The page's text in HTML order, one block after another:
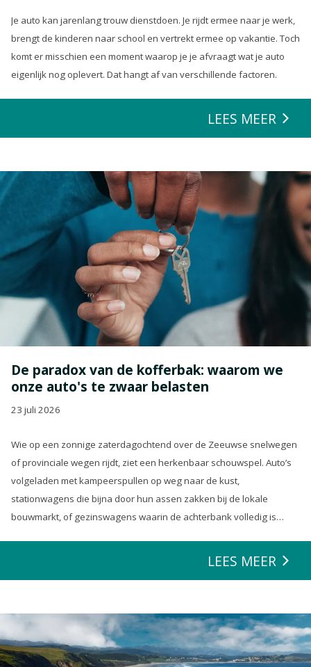
Je auto kan jarenlang trouw dienstdoen. Je rijdt ermee naar je werk,
brengt de kinderen naar school en vertrekt ermee op vakantie. Toch
komt er misschien een moment waarop je je afvraagt wat je auto
eigenlijk nog oplevert. Dat hangt af van verschillende factoren.
LEES MEER
De paradox van de kofferbak: waarom we
onze auto's te zwaar belasten
23 juli 2026
Wie op een zonnige zaterdagochtend over de Zeeuwse snelwegen
of provinciale wegen rijdt, ziet een herkenbaar schouwspel. Auto’s
volgeladen met kampeerspullen op weg naar de kust,
stationwagens die bijna door hun assen zakken bij de lokale
bouwmarkt, of gezinswagens waarin de achterbank volledig is
zeulen. We houden van onze auto’s en we verwachten dat ze alles
LEES MEER